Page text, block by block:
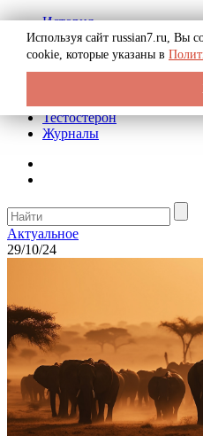
История
Биография
Криминал
Реклама на сайте
Тестостерон
Журналы
Актуальное
29/10/24
Используя сайт russian7.ru, Вы
cookie, которые указаны в